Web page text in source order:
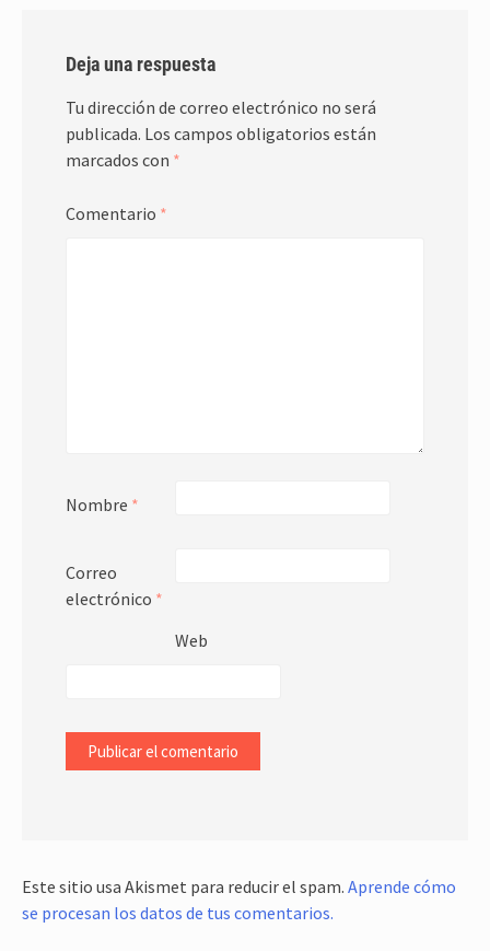
Deja una respuesta
Tu dirección de correo electrónico no será
publicada. Los campos obligatorios están
marcados con *
Comentario *
Nombre *
Correo
electrónico *
Web
Este sitio usa Akismet para reducir el spam. Aprende cómo
se procesan los datos de tus comentarios.